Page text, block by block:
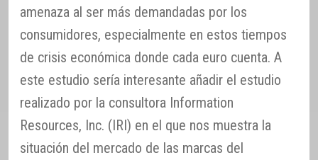
amenaza al ser más demandadas por los
consumidores, especialmente en estos tiempos
de crisis económica donde cada euro cuenta. A
este estudio sería interesante añadir el estudio
realizado por la consultora Information
Resources, Inc. (IRI) en el que nos muestra la
situación del mercado de las marcas del